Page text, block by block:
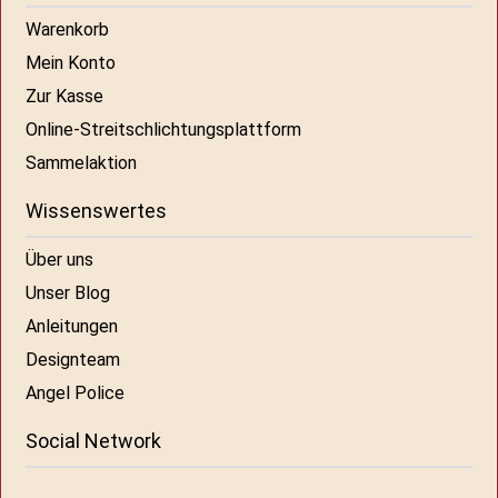
Warenkorb
Mein Konto
Zur Kasse
Online-Streitschlichtungsplattform
Sammelaktion
Wissenswertes
Über uns
Unser Blog
Anleitungen
Designteam
Angel Police
Social Network